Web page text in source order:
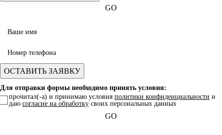
GO
Для отправки формы необходимо принять условия:
прочитал(-а) и принимаю условия политики конфиденциальности и
даю согласие на обработку своих персональных данных
GO